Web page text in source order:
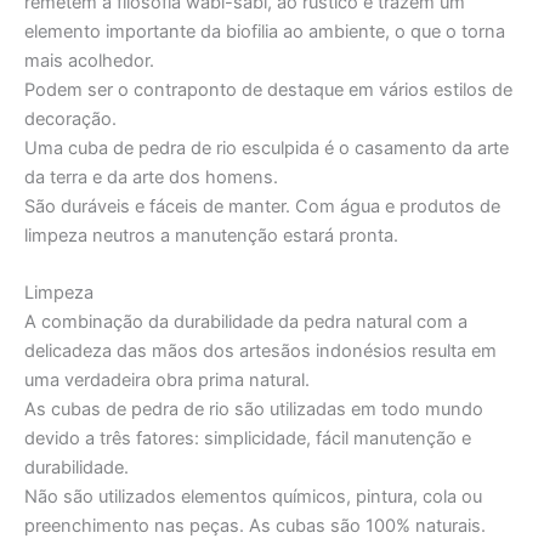
elemento importante da biofilia ao ambiente, o que o torna
mais acolhedor.
Podem ser o contraponto de destaque em vários estilos de
decoração.
Uma cuba de pedra de rio esculpida é o casamento da arte
da terra e da arte dos homens.
São duráveis e fáceis de manter. Com água e produtos de
limpeza neutros a manutenção estará pronta.
Limpeza
A combinação da durabilidade da pedra natural com a
delicadeza das mãos dos artesãos indonésios resulta em
uma verdadeira obra prima natural.
As cubas de pedra de rio são utilizadas em todo mundo
devido a três fatores: simplicidade, fácil manutenção e
durabilidade.
Não são utilizados elementos químicos, pintura, cola ou
preenchimento nas peças. As cubas são 100% naturais.